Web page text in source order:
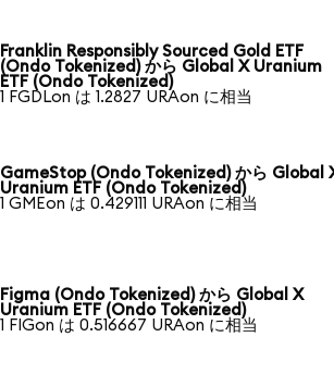
Franklin Responsibly Sourced Gold ETF
(Ondo Tokenized) から Global X Uranium
ETF (Ondo Tokenized)
1 FGDLon は 1.2827 URAon に相当
GameStop (Ondo Tokenized) から Global
Uranium ETF (Ondo Tokenized)
1 GMEon は 0.429111 URAon に相当
Figma (Ondo Tokenized) から Global X
Uranium ETF (Ondo Tokenized)
1 FIGon は 0.516667 URAon に相当